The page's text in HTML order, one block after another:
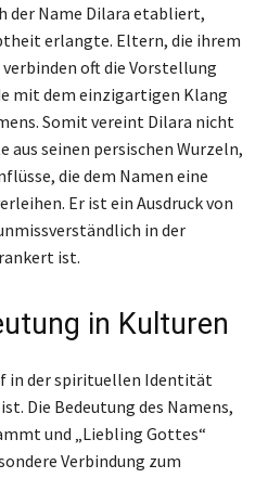
der Name Dilara etabliert,
erlangte. Eltern, die ihrem
oft die Vorstellung
mit dem einzigartigen Klang
Somit vereint Dilara nicht
seinen persischen Wurzeln,
die dem Namen eine
Er ist ein Ausdruck von
in der
ist.
in Kulturen
in der spirituellen Identität
Die Bedeutung des Namens,
und „Liebling Gottes“
Verbindung zum